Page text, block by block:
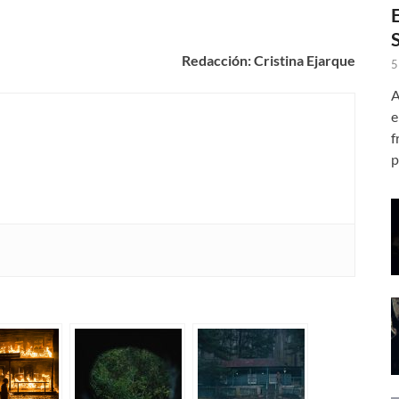
Redacción: Cristina Ejarque